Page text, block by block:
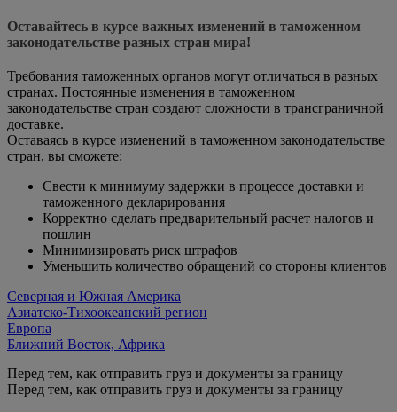
Оставайтесь в курсе важных изменений в таможенном
законодательстве разных стран мира!
Требования таможенных органов могут отличаться в разных
странах. Постоянные изменения в таможенном
законодательстве стран создают сложности в трансграничной
доставке.
Оставаясь в курсе изменений в таможенном законодательстве
стран, вы сможете:
Свести к минимуму задержки в процессе доставки и
таможенного декларирования
Корректно сделать предварительный расчет налогов и
пошлин
Минимизировать риск штрафов
Уменьшить количество обращений со стороны клиентов
Северная и Южная Америка
​​Азиатско-Тихоокеанский регион
Европа
Ближний Восток, Африка
Перед тем, как отправить груз и документы за границу
Перед тем, как отправить груз и документы за границу